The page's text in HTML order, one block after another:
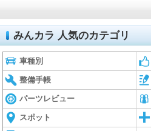
みんカラ 人気のカテゴリ
車種別
整備手帳
パーツレビュー
スポット